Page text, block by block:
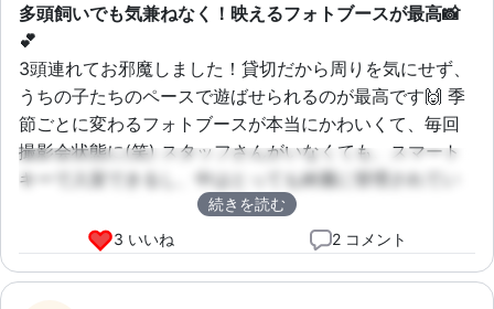
多頭飼いでも気兼ねなく！映えるフォトブースが最高📸
💕
3頭連れてお邪魔しました！貸切だから周りを気にせず、
うちの子たちのペースで遊ばせられるのが最高です🙌 季
節ごとに変わるフォトブースが本当にかわいくて、毎回
撮影会状態に(笑) スタッフさんがいなくても、スマート
キーで入室できるし、中はとっても綺麗に管理されてい
てびっくりしました。フリードリンクを飲みながら、愛
犬たちがアジリティで楽しそうに遊ぶ姿を見られるなん
て幸せ…💖 Wi-Fiも使えるので、撮った写真をすぐSNSに
アップしちゃいました！
続きを読む
3 いいね
2 コメント